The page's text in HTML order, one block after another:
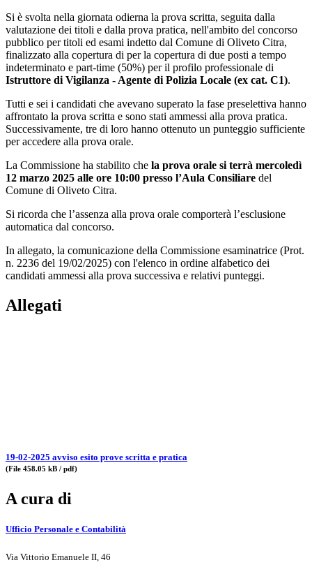
Si è svolta nella giornata odierna la prova scritta, seguita dalla
valutazione dei titoli e dalla prova pratica, nell'ambito del concorso
pubblico per titoli ed esami indetto dal Comune di Oliveto Citra,
finalizzato alla copertura di per la copertura di due posti a tempo
indeterminato e part-time (50%) per il profilo professionale di
Istruttore di Vigilanza - Agente di Polizia Locale (ex cat. C1).
Tutti e sei i candidati che avevano superato la fase preselettiva hanno
affrontato la prova scritta e sono stati ammessi alla prova pratica.
Successivamente, tre di loro hanno ottenuto un punteggio sufficiente
per accedere alla prova orale.
La Commissione ha stabilito che la prova orale si terrà mercoledì
12 marzo 2025 alle ore 10:00 presso l’Aula Consiliare del
Comune di Oliveto Citra.
Si ricorda che l’assenza alla prova orale comporterà l’esclusione
automatica dal concorso.
In allegato, la comunicazione della Commissione esaminatrice (Prot.
n. 2236 del 19/02/2025) con l'elenco in ordine alfabetico dei
candidati ammessi alla prova successiva e relativi punteggi.
Allegati
19-02-2025 avviso esito prove scritta e pratica
(File 458.05 kB / pdf)
A cura di
Ufficio Personale e Contabilità
Via Vittorio Emanuele II, 46